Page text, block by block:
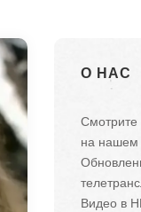
О НАС
на нашем
Видео в